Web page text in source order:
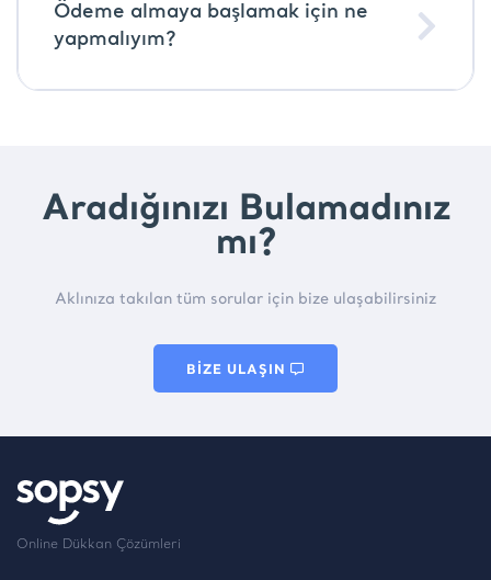
Ödeme almaya başlamak için ne
yapmalıyım?
Aradığınızı Bulamadınız
mı?
Aklınıza takılan tüm sorular için bize ulaşabilirsiniz
BİZE ULAŞIN
Online Dükkan Çözümleri